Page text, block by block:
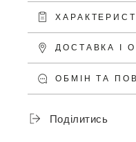
ДОСТАВКА І
ОБМІН ТА
Поділитись